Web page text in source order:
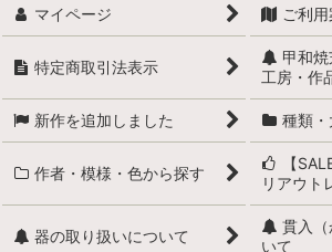
マイページ ご利
特定商取引法表示
甲和
工房・作
新作を追加しました 種類
作者・模様・色から探す
【
リアウト
器の取り扱いについて
貫入
いて